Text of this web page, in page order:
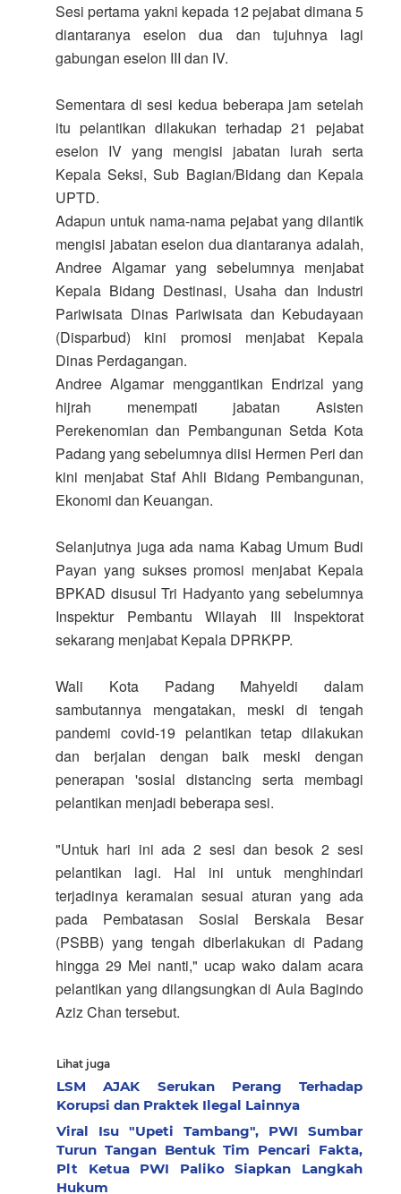
Sesi pertama yakni kepada 12 pejabat dimana 5
diantaranya eselon dua dan tujuhnya lagi
gabungan eselon III dan IV.
Sementara di sesi kedua beberapa jam setelah
itu pelantikan dilakukan terhadap 21 pejabat
eselon IV yang mengisi jabatan lurah serta
Kepala Seksi, Sub Bagian/Bidang dan Kepala
UPTD.
Adapun untuk nama-nama pejabat yang dilantik
mengisi jabatan eselon dua diantaranya adalah,
Andree Algamar yang sebelumnya menjabat
Kepala Bidang Destinasi, Usaha dan Industri
Pariwisata Dinas Pariwisata dan Kebudayaan
(Disparbud) kini promosi menjabat Kepala
Dinas Perdagangan.
Andree Algamar menggantikan Endrizal yang
hijrah menempati jabatan Asisten
Perekenomian dan Pembangunan Setda Kota
Padang yang sebelumnya diisi Hermen Peri dan
kini menjabat Staf Ahli Bidang Pembangunan,
Ekonomi dan Keuangan.
Selanjutnya juga ada nama Kabag Umum Budi
Payan yang sukses promosi menjabat Kepala
BPKAD disusul Tri Hadyanto yang sebelumnya
Inspektur Pembantu Wilayah III Inspektorat
sekarang menjabat Kepala DPRKPP.
Wali Kota Padang Mahyeldi dalam
sambutannya mengatakan, meski di tengah
pandemi covid-19 pelantikan tetap dilakukan
dan berjalan dengan baik meski dengan
penerapan 'sosial distancing serta membagi
pelantikan menjadi beberapa sesi.
"Untuk hari ini ada 2 sesi dan besok 2 sesi
pelantikan lagi. Hal ini untuk menghindari
terjadinya keramaian sesuai aturan yang ada
pada Pembatasan Sosial Berskala Besar
(PSBB) yang tengah diberlakukan di Padang
hingga 29 Mei nanti," ucap wako dalam acara
pelantikan yang dilangsungkan di Aula Bagindo
Aziz Chan tersebut.
Lihat juga
LSM AJAK Serukan Perang Terhadap
Korupsi dan Praktek Ilegal Lainnya
Viral Isu "Upeti Tambang", PWI Sumbar
Turun Tangan Bentuk Tim Pencari Fakta,
Plt Ketua PWI Paliko Siapkan Langkah
Hukum